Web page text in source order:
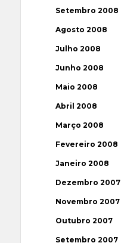
Setembro 2008
Agosto 2008
Julho 2008
Junho 2008
Maio 2008
Abril 2008
Março 2008
Fevereiro 2008
Janeiro 2008
Dezembro 2007
Novembro 2007
Outubro 2007
Setembro 2007